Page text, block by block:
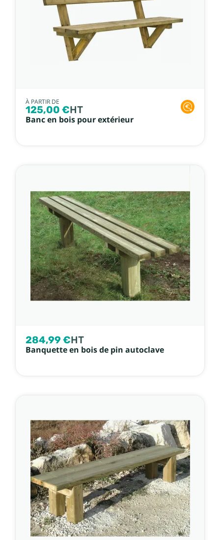
À PARTIR DE
125,00 €HT
Banc en bois pour extérieur
284,99 €HT
Banquette en bois de pin autoclave